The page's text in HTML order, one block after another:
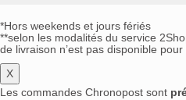
*Hors weekends et jours fériés
**selon les modalités du service
de livraison n’est pas disponible pour
X
Les commandes Chronopost sont